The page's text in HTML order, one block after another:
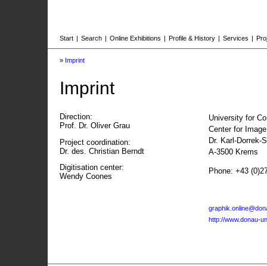
Start | Search | Online Exhibitions | Profile & History | Services |
» Imprint
Imprint
Direction:
Prof. Dr. Oliver Grau
Project coordination:
Dr. des. Christian Berndt
Digitisation center:
Wendy Coones
University for
Center for
Dr. Karl-Dorrek-
A-3500 Krems
Phone: +43
http://www.donau-